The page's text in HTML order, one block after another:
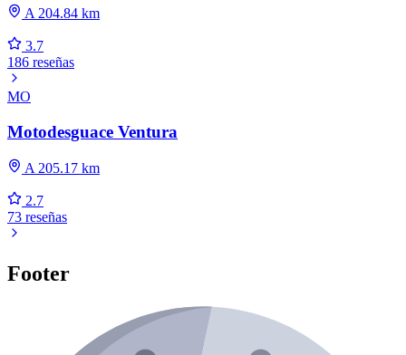
A 204.84 km
3.7
186 reseñas
MO
Motodesguace Ventura
A 205.17 km
2.7
73 reseñas
Footer